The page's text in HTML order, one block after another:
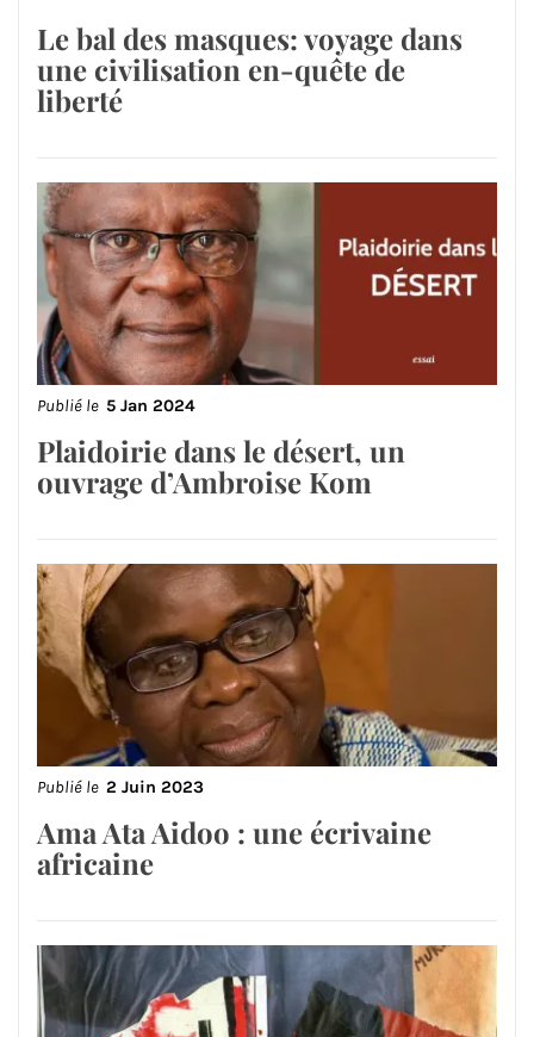
Le bal des masques: voyage dans
une civilisation en-quête de
liberté
Publié le 5 Jan 2024
Plaidoirie dans le désert, un
ouvrage d’Ambroise Kom
Publié le 2 Juin 2023
Ama Ata Aidoo : une écrivaine
africaine